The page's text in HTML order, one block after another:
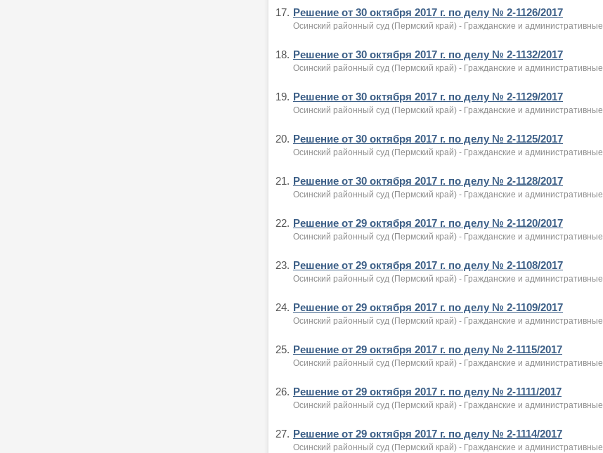
17. Решение от 30 октября 2017 г. по делу № 2-1126/2017
Осинский районный суд (Пермский край) - Гражданские и административные
18. Решение от 30 октября 2017 г. по делу № 2-1132/2017
Осинский районный суд (Пермский край) - Гражданские и административные
19. Решение от 30 октября 2017 г. по делу № 2-1129/2017
Осинский районный суд (Пермский край) - Гражданские и административные
20. Решение от 30 октября 2017 г. по делу № 2-1125/2017
Осинский районный суд (Пермский край) - Гражданские и административные
21. Решение от 30 октября 2017 г. по делу № 2-1128/2017
Осинский районный суд (Пермский край) - Гражданские и административные
22. Решение от 29 октября 2017 г. по делу № 2-1120/2017
Осинский районный суд (Пермский край) - Гражданские и административные
23. Решение от 29 октября 2017 г. по делу № 2-1108/2017
Осинский районный суд (Пермский край) - Гражданские и административные
24. Решение от 29 октября 2017 г. по делу № 2-1109/2017
Осинский районный суд (Пермский край) - Гражданские и административные
25. Решение от 29 октября 2017 г. по делу № 2-1115/2017
Осинский районный суд (Пермский край) - Гражданские и административные
26. Решение от 29 октября 2017 г. по делу № 2-1111/2017
Осинский районный суд (Пермский край) - Гражданские и административные
27. Решение от 29 октября 2017 г. по делу № 2-1114/2017
Осинский районный суд (Пермский край) - Гражданские и административные